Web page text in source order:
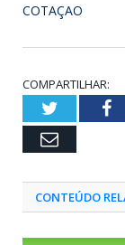
COTAÇAO
COMPARTILHAR:
Twitter
Email
CONTEÚDO